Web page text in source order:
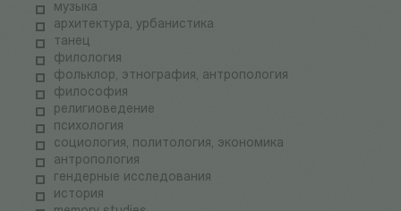
музыка
архитектура, урбанистика
танец
филология
фольклор, этнография, антропология
философия
религиоведение
психология
социология, политология, экономика
антропология
гендерные исследования
история